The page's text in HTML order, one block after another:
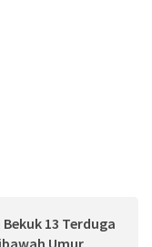
13 Terduga
Umur